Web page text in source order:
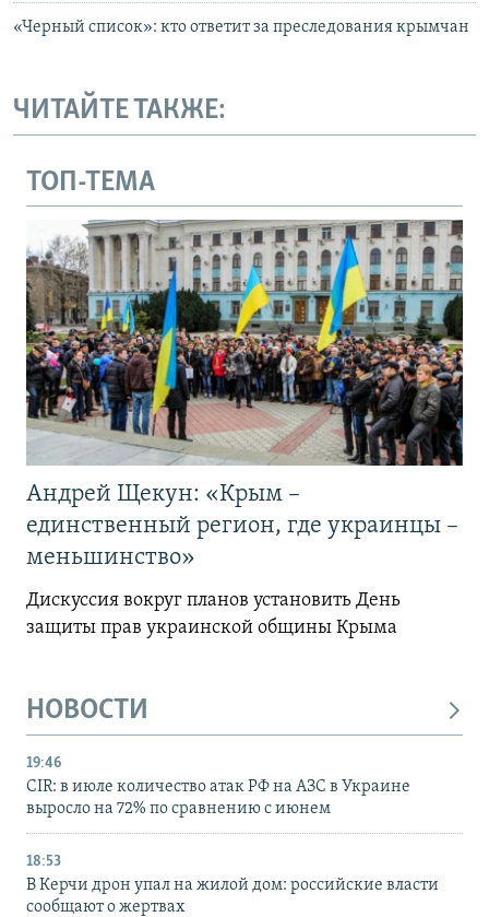
«Черный список»: кто ответит за преследования крымчан
ЧИТАЙТЕ ТАКЖЕ:
ТОП-ТЕМА
Андрей Щекун: «Крым –
единственный регион, где украинцы –
меньшинство»
Дискуссия вокруг планов установить День
защиты прав украинской общины Крыма
НОВОСТИ
19:46
CIR: в июле количество атак РФ на АЗС в Украине
выросло на 72% по сравнению с июнем
18:53
В Керчи дрон упал на жилой дом: российские власти
сообщают о жертвах